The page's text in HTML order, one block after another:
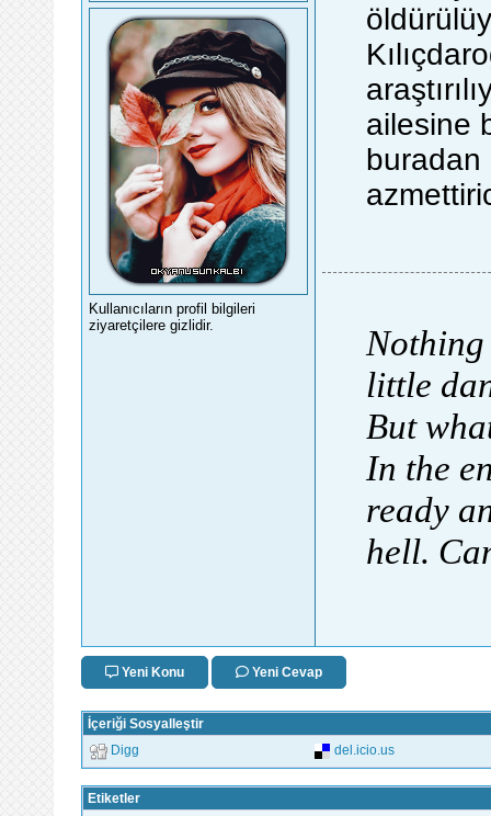
Kullanıcıların profil bilgileri
ziyaretçilere gizlidir.
ailesine
buradan
Nothing
little
But
In the
ready
hell.
Yeni Konu Yeni Cevap
İçeriği Sosyalleştir
Digg del.icio.us
Etiketler